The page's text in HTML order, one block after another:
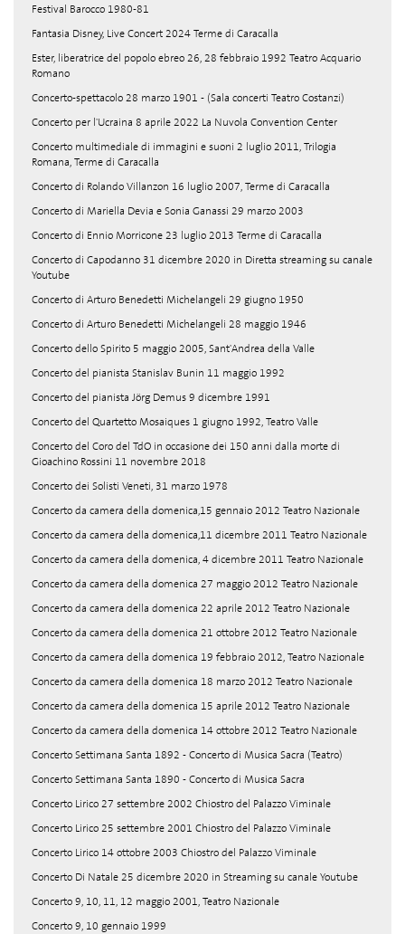
Festival Barocco 1980-81
Fantasia Disney, Live Concert 2024 Terme di Caracalla
Ester, liberatrice del popolo ebreo 26, 28 febbraio 1992 Teatro Acquario
Romano
Concerto-spettacolo 28 marzo 1901 - (Sala concerti Teatro Costanzi)
Concerto per l'Ucraina 8 aprile 2022 La Nuvola Convention Center
Concerto multimediale di immagini e suoni 2 luglio 2011, Trilogia
Romana, Terme di Caracalla
Concerto di Rolando Villanzon 16 luglio 2007, Terme di Caracalla
Concerto di Mariella Devia e Sonia Ganassi 29 marzo 2003
Concerto di Ennio Morricone 23 luglio 2013 Terme di Caracalla
Concerto di Capodanno 31 dicembre 2020 in Diretta streaming su canale
Youtube
Concerto di Arturo Benedetti Michelangeli 29 giugno 1950
Concerto di Arturo Benedetti Michelangeli 28 maggio 1946
Concerto dello Spirito 5 maggio 2005, Sant'Andrea della Valle
Concerto del pianista Stanislav Bunin 11 maggio 1992
Concerto del pianista Jörg Demus 9 dicembre 1991
Concerto del Quartetto Mosaiques 1 giugno 1992, Teatro Valle
Concerto del Coro del TdO in occasione dei 150 anni dalla morte di
Gioachino Rossini 11 novembre 2018
Concerto dei Solisti Veneti, 31 marzo 1978
Concerto da camera della domenica,15 gennaio 2012 Teatro Nazionale
Concerto da camera della domenica,11 dicembre 2011 Teatro Nazionale
Concerto da camera della domenica, 4 dicembre 2011 Teatro Nazionale
Concerto da camera della domenica 27 maggio 2012 Teatro Nazionale
Concerto da camera della domenica 22 aprile 2012 Teatro Nazionale
Concerto da camera della domenica 21 ottobre 2012 Teatro Nazionale
Concerto da camera della domenica 19 febbraio 2012, Teatro Nazionale
Concerto da camera della domenica 18 marzo 2012 Teatro Nazionale
Concerto da camera della domenica 15 aprile 2012 Teatro Nazionale
Concerto da camera della domenica 14 ottobre 2012 Teatro Nazionale
Concerto Settimana Santa 1892 - Concerto di Musica Sacra (Teatro)
Concerto Settimana Santa 1890 - Concerto di Musica Sacra
Concerto Lirico 27 settembre 2002 Chiostro del Palazzo Viminale
Concerto Lirico 25 settembre 2001 Chiostro del Palazzo Viminale
Concerto Lirico 14 ottobre 2003 Chiostro del Palazzo Viminale
Concerto Di Natale 25 dicembre 2020 in Streaming su canale Youtube
Concerto 9, 10, 11, 12 maggio 2001, Teatro Nazionale
Concerto 9, 10 gennaio 1999